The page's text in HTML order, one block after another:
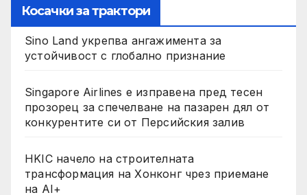
Косачки за трактори
Sino Land укрепва ангажимента за
устойчивост с глобално признание
Singapore Airlines е изправена пред тесен
прозорец за спечелване на пазарен дял от
конкурентите си от Персийския залив
HKIC начело на строителната
трансформация на Хонконг чрез приемане
на AI+